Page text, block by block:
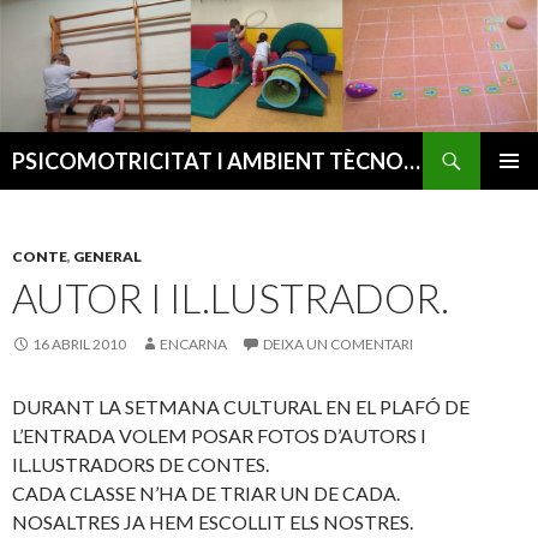
PSICOMOTRICITAT I AMBIENT TÈCNOLÒGIC
CONTE, GENERAL
AUTOR I IL.LUSTRADOR.
16 ABRIL 2010 ENCARNA DEIXA UN COMENTARI
DURANT LA SETMANA CULTURAL EN EL PLAFÓ DE
L’ENTRADA VOLEM POSAR FOTOS D’AUTORS I
IL.LUSTRADORS DE CONTES.
CADA CLASSE N’HA DE TRIAR UN DE CADA.
NOSALTRES JA HEM ESCOLLIT ELS NOSTRES.